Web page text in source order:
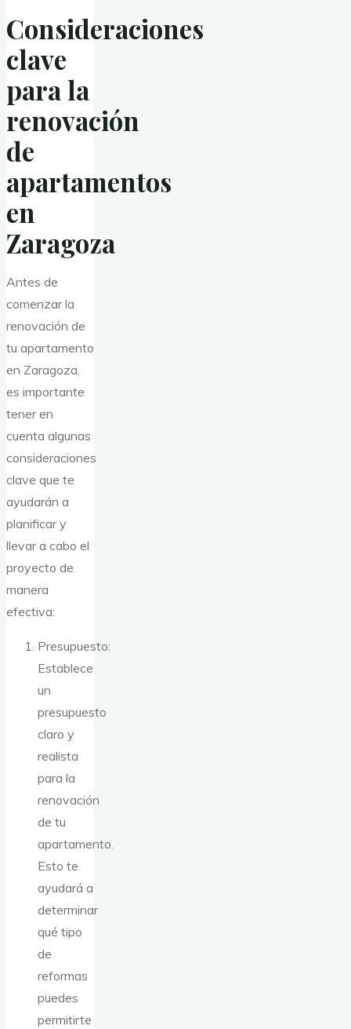
Consideraciones
clave
para la
renovación
de
apartamentos
en
Zaragoza
Antes de
comenzar la
renovación de
tu apartamento
en Zaragoza,
es importante
tener en
cuenta algunas
consideraciones
clave que te
ayudarán a
planificar y
llevar a cabo el
proyecto de
manera
efectiva:
Presupuesto:
Establece
un
presupuesto
claro y
realista
para la
renovación
de tu
apartamento.
Esto te
ayudará a
determinar
qué tipo
de
reformas
puedes
permitirte